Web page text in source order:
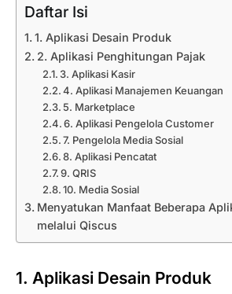
Daftar Isi
1. Aplikasi Desain Produk
2. Aplikasi Penghitungan Pajak
3. Aplikasi Kasir
4. Aplikasi Manajemen Keuangan
5. Marketplace
6. Aplikasi Pengelola Customer
7. Pengelola Media Sosial
8. Aplikasi Pencatat
9. QRIS
10. Media Sosial
Menyatukan Manfaat Beberapa
melalui Qiscus
1. Aplikasi Desain Produk